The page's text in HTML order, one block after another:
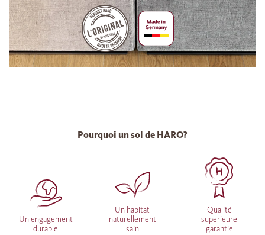
Pourquoi un sol de HARO?
Un engagement
durable
Un habitat
naturellement
sain
Qualité
supérieure
garantie